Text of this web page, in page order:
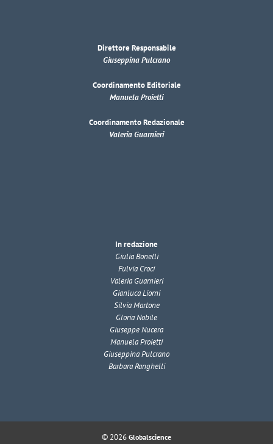
Direttore Responsabile
Giuseppina Pulcrano
Coordinamento Editoriale
Manuela Proietti
Coordinamento Redazionale
Valeria Guarnieri
In redazione
Giulia Bonelli
Fulvia Croci
Valeria Guarnieri
Gianluca Liorni
Silvia Martone
Gloria Nobile
Giuseppe Nucera
Manuela Proietti
Giuseppina Pulcrano
Barbara Ranghelli
© 2026 Globalscience